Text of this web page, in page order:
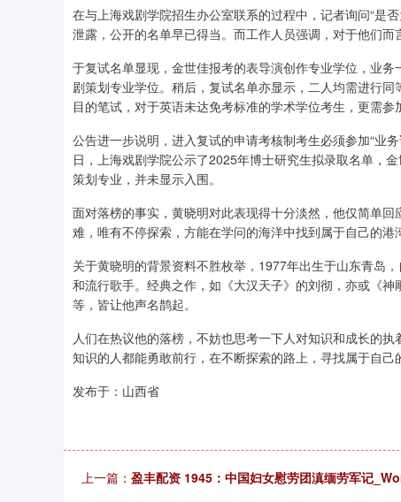
在与上海戏剧学院招生办公室联系的过程中，记者询问“是
泄露，公开的名单早已得当。而工作人员强调，对于他们而
于复试名单显现，金世佳报考的表导演创作专业学位，业
剧策划专业学位。稍后，复试名单亦显示，二人均需进行
目的笔试，对于英语未达免考标准的学术学位考生，更需参
公告进一步说明，进入复试的申请考核制考生必须参加“业
日，上海戏剧学院公示了2025年博士研究生拟录取名单，
策划专业，并未显示入围。
面对落榜的事实，黄晓明对此表现得十分淡然，他仅简单
难，唯有不停探索，方能在学问的海洋中找到属于自己的港
关于黄晓明的背景资料不胜枚举，1977年出生于山东青岛
和流行歌手。经典之作，如《大汉天子》的刘彻，亦或《
等，皆让他声名鹊起。
人们在热议他的落榜，不妨也思考一下人对知识和成长的
知识的人都能勇敢前行，在不断探索的路上，寻找属于自己
发布于：山西省
上一篇： 盈丰配资 1945：中国妇女慰劳团滇缅劳军记